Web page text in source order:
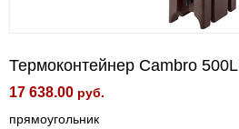
Термоконтейнер Cambro
17 638.00 руб.
прямоугольник